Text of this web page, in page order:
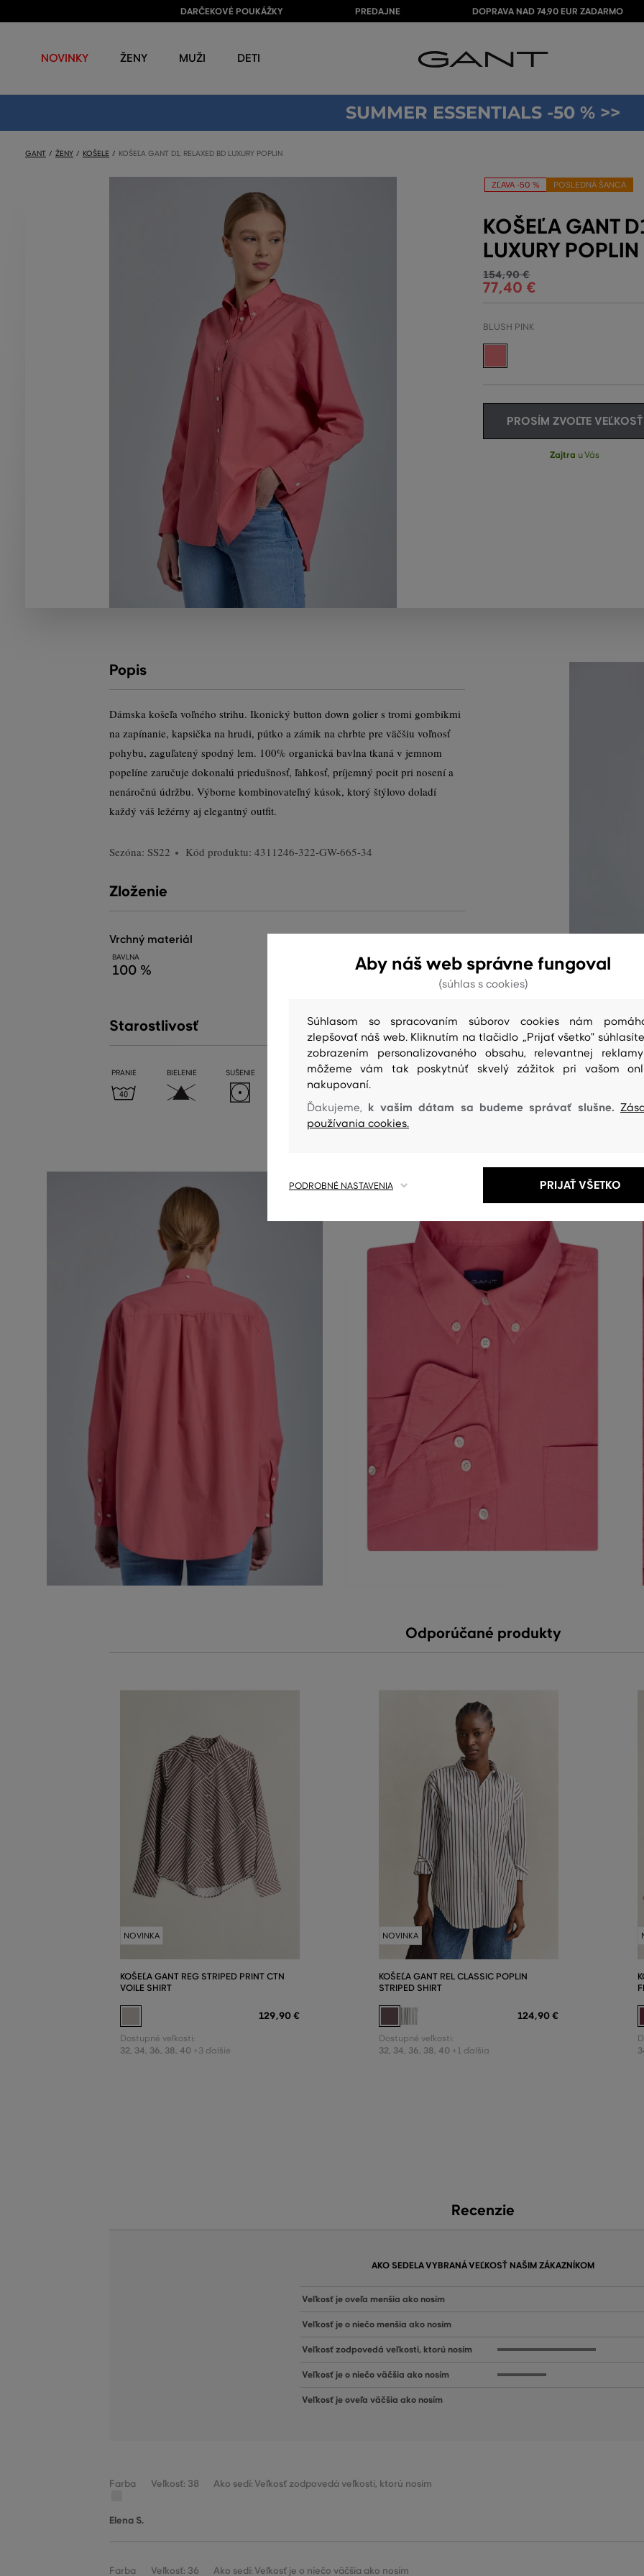
DARČEKOVÉ POUKÁŽKY PREDAJNE DOPRAVA NAD 74,90 EUR ZADARMO
NOVINKY ŽENY MUŽI DETI
SUMMER ESSENTIALS -50 % >>
GANT ŽENY KOŠELE KOŠEĽA GANT D1. RELAXED BD LUXURY POPLIN
ZĽAVA -50 % POSLEDNÁ ŠANCA
KOŠEĽA GANT
LUXURY
154,90 €
77,40 €
BLUSH PINK
PROSÍM ZVOĽTE VEĽKOSŤ
Zajtra u Vás
Popis
Dámska košeľa voľného strihu. Ikonický button down golier s tromi gombíkmi
na zapínanie, kapsička na hrudi, pútko a zámik na chrbte pre väčšiu voľnosť
pohybu, zaguľatený spodný lem. 100% organická bavlna tkaná v jemnom
popelíne zaručuje dokonalú priedušnosť, ľahkosť, príjemný pocit pri nosení a
nenáročnú údržbu. Výborne kombinovateľný kúsok, ktorý štýlovo doladí
každý váš ležérny aj elegantný outfit.
Sezóna: SS22 Kód produktu: 4311246-322-GW-665-34
Zloženie
vrchný materiál
BAVLNA
100 %
Starostlivosť
PRANIE BIELENIE SUŠENIE ŽEHLENIE ČISTENIE
Odporúčané produkty
NOVINKA
KOŠEĽA GANT REG STRIPED PRINT CTN
VOILE SHIRT
129,90 €
Dostupné veľkosti:
32, 34, 36, 38, 40 +3 ďalšie
NOVINKA
KOŠEĽA GANT REL CLASSIC POPLIN
STRIPED SHIRT
124,90 €
Dostupné veľkosti:
32, 34, 36, 38, 40 +1 ďalšia
Recenzie
AKO SEDELA VYBRANÁ VEĽKOSŤ NAŠIM ZÁKAZNÍKOM
Veľkosť je oveľa menšia ako nosím
Veľkosť je o niečo menšia ako nosím
Veľkosť zodpovedá veľkosti, ktorú nosím
Veľkosť je o niečo väčšia ako nosím
Veľkosť je oveľa väčšia ako nosím
Farba Veľkosť: 38 Ako sedí: Veľkosť zodpovedá veľkosti, ktorú nosím
Elena S.
Farba Veľkosť: 36 Ako sedí: Veľkosť je o niečo väčšia ako nosím
Aby náš web správne fungoval
(súhlas s cookies)
Súhlasom so spracovaním súborov cookies nám
zlepšovať náš web. Kliknutím na tlačidlo „Prijať všetko"
zobrazením personalizovaného obsahu, relevantnej
môžeme vám tak poskytnúť skvelý zážitok pri vašom
nakupovaní.
Ďakujeme, k vašim dátam sa budeme správať slušne.
používania cookies.
PODROBNÉ NASTAVENIA PRIJAŤ VŠETKO